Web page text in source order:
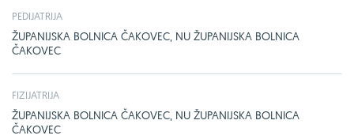
PEDIJATRIJA
ŽUPANIJSKA BOLNICA ČAKOVEC, NU ŽUPANIJSKA BOLNICA
ČAKOVEC
FIZIJATRIJA
ŽUPANIJSKA BOLNICA ČAKOVEC, NU ŽUPANIJSKA BOLNICA
ČAKOVEC